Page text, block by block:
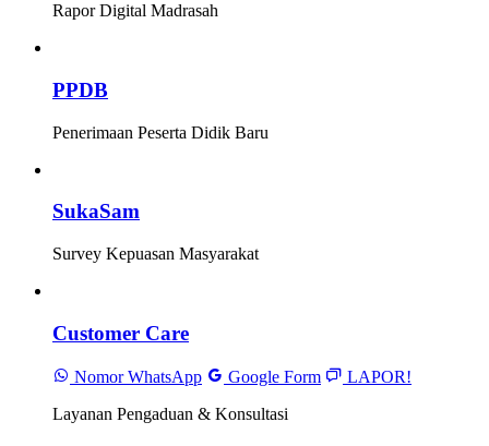
Rapor Digital Madrasah
PPDB
Penerimaan Peserta Didik Baru
SukaSam
Survey Kepuasan Masyarakat
Customer Care
Nomor WhatsApp Google Form
LAPOR!
Layanan Pengaduan & Konsultasi